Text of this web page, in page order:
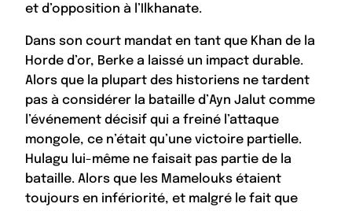
et d’opposition à l’Ilkhanate.
Dans son court mandat en tant que Khan de la
Horde d’or, Berke a laissé un impact durable.
Alors que la plupart des historiens ne tardent
pas à considérer la bataille d’Ayn Jalut comme
l’événement décisif qui a freiné l’attaque
mongole, ce n’était qu’une victoire partielle.
Hulagu lui-même ne faisait pas partie de la
bataille. Alors que les Mamelouks étaient
toujours en infériorité, et malgré le fait que